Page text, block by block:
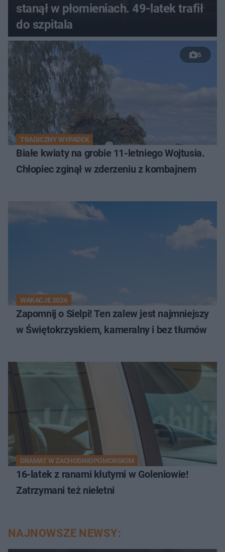
stanął w płomieniach. 49-latek trafił
do szpitala
6
TRAGICZNY WYPADEK
Białe kwiaty na grobie 11-letniego Wojtusia.
Chłopiec zginął w zderzeniu z kombajnem
WAKACJE 2026
Zapomnij o Sielpi! Ten zalew jest najmniejszy
w Świętokrzyskiem, kameralny i bez tłumów
DRAMAT W ZACHODNIOPOMORSKIM
16-latek z ranami kłutymi w Goleniowie!
Zatrzymani też nieletni
NAJNOWSZE NEWSY: